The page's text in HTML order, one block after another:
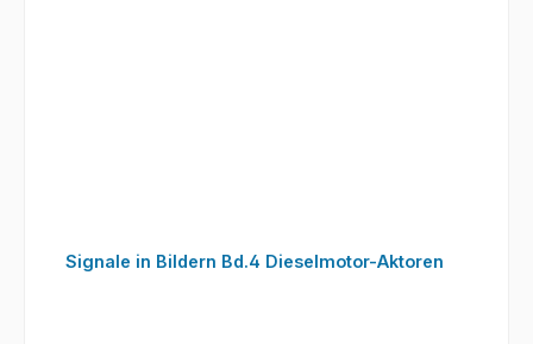
Signale in Bildern Bd.4 Dieselmotor-Aktoren